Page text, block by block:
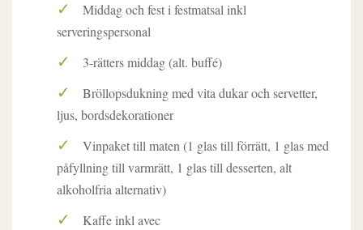
Middag och fest i festmatsal inkl
serveringspersonal
3-rätters middag (alt. buffé)
Bröllopsdukning med vita dukar och servetter,
ljus, bordsdekorationer
Vinpaket till maten (1 glas till förrätt, 1 glas med
påfyllning till varmrätt, 1 glas till desserten, alt
alkoholfria alternativ)
Kaffe inkl avec